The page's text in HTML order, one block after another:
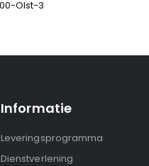
Informatie
Leveringsprogramma
Dienstverlening